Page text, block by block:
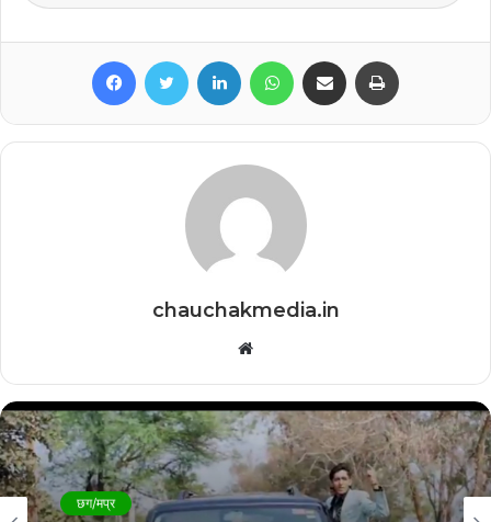
FacebookTwitter LinkedIn WhatsAppShare via Email
chauchakmedia.in
Website
छग/मप्र